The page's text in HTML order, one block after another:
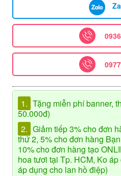
1. Tặng miễn phí banner,
50.000đ)
2. Giảm tiếp 3% cho đơn
thứ 2, 5% cho đơn hàng
10% cho đơn hàng tạo
hoa tươi tại Tp. HCM, Ko
áp dụng cho lan hồ điệp)